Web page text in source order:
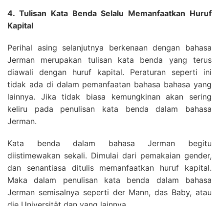
4. Tulisan Kata Benda Selalu Memanfaatkan Huruf
Kapital
Perihal asing selanjutnya berkenaan dengan bahasa
Jerman merupakan tulisan kata benda yang terus
diawali dengan huruf kapital. Peraturan seperti ini
tidak ada di dalam pemanfaatan bahasa bahasa yang
lainnya. Jika tidak biasa kemungkinan akan sering
keliru pada penulisan kata benda dalam bahasa
Jerman.
Kata benda dalam bahasa Jerman begitu
diistimewakan sekali. Dimulai dari pemakaian gender,
dan senantiasa ditulis memanfaatkan huruf kapital.
Maka dalam penulisan kata benda dalam bahasa
Jerman semisalnya seperti der Mann, das Baby, atau